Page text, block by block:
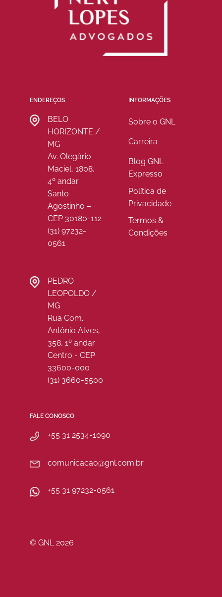
ENDEREÇOS
BELO
HORIZONTE /
MG
Av. Olegário
Maciel, 1808,
4º andar
Santo
Agostinho –
CEP 30180-112
(31) 97232-
0561
PEDRO
LEOPOLDO /
MG
Rua Com.
Antônio Alves,
358, 1º andar
Centro - CEP
33600-000
(31) 3660-5500
INFORMAÇÕES
Sobre o GNL
Carreira
Blog GNL
Expresso
Política de
Privacidade
Termos &
Condições
FALE CONOSCO
+55 31 2534-1090
comunicacao@gnl.com.br
+55 31 97232-0561
© GNL 2026